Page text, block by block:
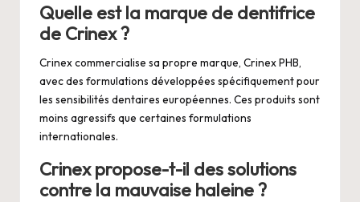
Quelle est la marque de dentifrice
de Crinex ?
Crinex commercialise sa propre marque, Crinex PHB,
avec des formulations développées spécifiquement pour
les sensibilités dentaires européennes. Ces produits sont
moins agressifs que certaines formulations
internationales.
Crinex propose-t-il des solutions
contre la mauvaise haleine ?